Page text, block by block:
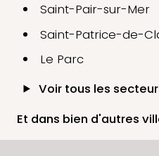
Saint-Pair-sur-Mer
Saint-Patrice-de-
Le Parc
Voir tous les
Et dans bien d'autres